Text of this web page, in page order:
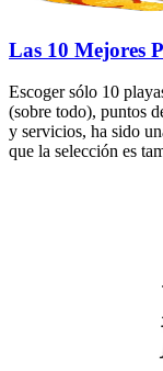
Las 10 Mejores
Escoger sólo 10
(sobre todo), puntos
y servicios, ha sido
que la selección es